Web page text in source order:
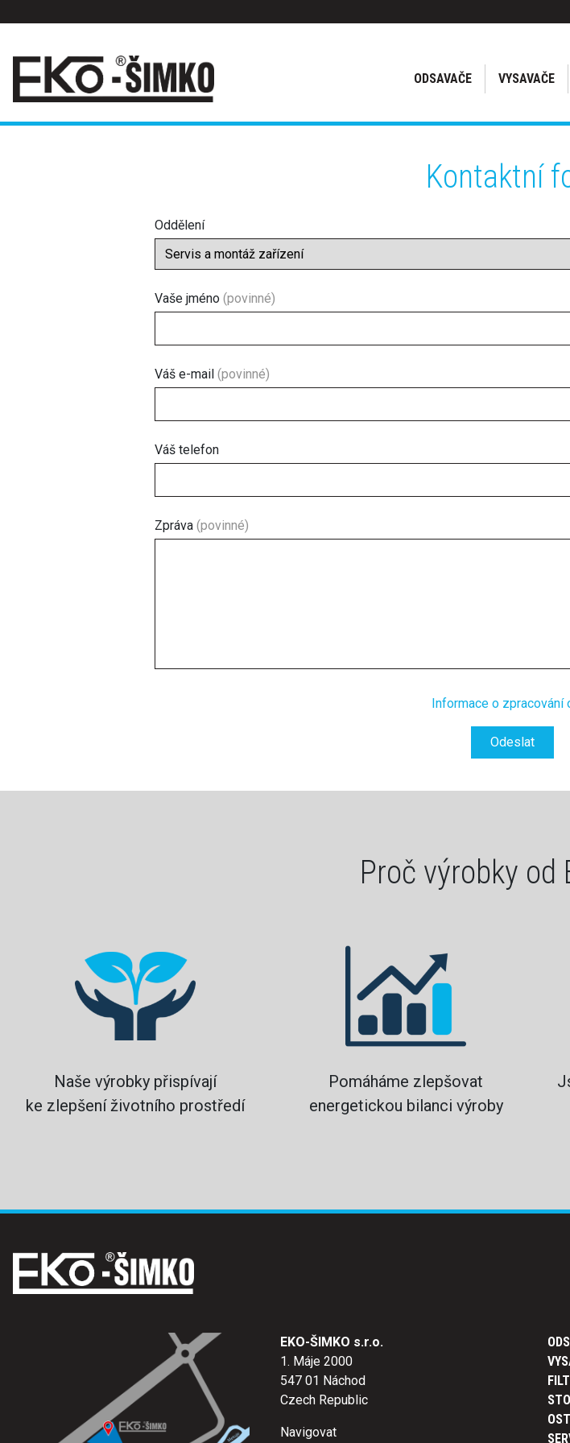
ODSAVAČE VYSAVAČE
Kontaktní
Oddělení
Vaše jméno (povinné)
Váš e-mail (povinné)
Váš telefon
Zpráva (povinné)
Informace o zpracování
Proč výrobky od
Naše výrobky přispívají
ke zlepšení životního prostředí
Pomáháme zlepšovat
energetickou bilanci výroby
EKO-ŠIMKO s.r.o.
1. Máje 2000
547 01 Náchod
Czech Republic
Navigovat